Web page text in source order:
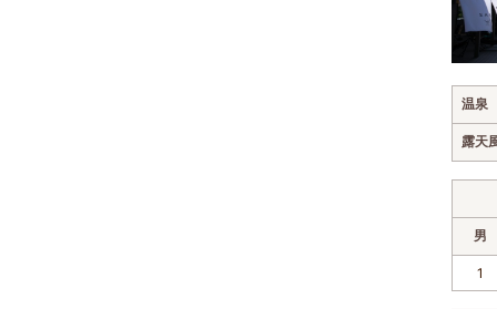
温泉
露天
男
1